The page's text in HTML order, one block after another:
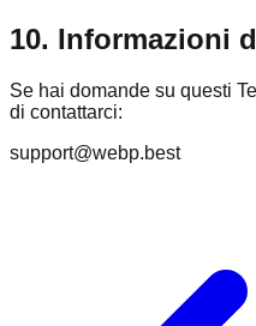
10. Informazioni
Se hai domande su questi
di contattarci:
support@webp.best